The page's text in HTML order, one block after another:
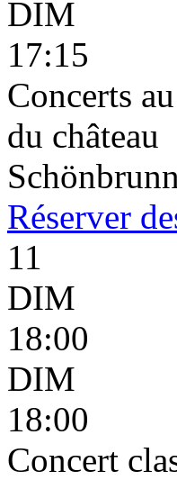
DIM
17:15
Concerts
du château
Réserver
11
DIM
18:00
DIM
18:00
Concert